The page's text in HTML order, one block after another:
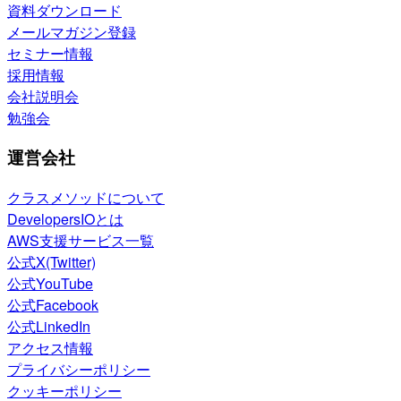
資料ダウンロード
メールマガジン登録
セミナー情報
採用情報
会社説明会
勉強会
運営会社
クラスメソッドについて
DevelopersIOとは
AWS支援サービス一覧
公式X(Twitter)
公式YouTube
公式Facebook
公式LinkedIn
アクセス情報
プライバシーポリシー
クッキーポリシー